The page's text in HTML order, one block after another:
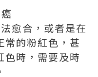
愈合，或者是在
常的粉紅色，甚
色時，需要及時